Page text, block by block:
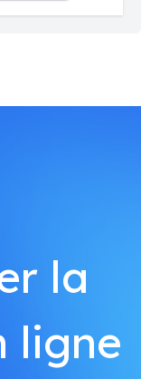
la
ligne